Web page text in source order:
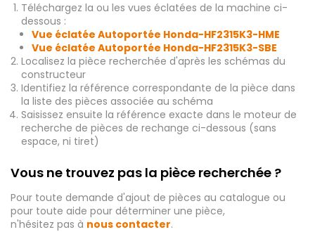
Téléchargez la ou les vues éclatées de la machine ci-
dessous :
Vue éclatée Autoportée Honda-HF2315K3-HME
Vue éclatée Autoportée Honda-HF2315K3-SBE
Localisez la pièce recherchée d'après les schémas du
constructeur
Identifiez la référence correspondante de la pièce dans
la liste des pièces associée au schéma
Saisissez ensuite la référence exacte dans le moteur de
recherche de pièces de rechange ci-dessous (sans
espace, ni tiret)
Vous ne trouvez pas la pièce recherchée ?
Pour toute demande d'ajout de pièces au catalogue ou
pour toute aide pour déterminer une pièce,
n'hésitez pas à nous contacter.